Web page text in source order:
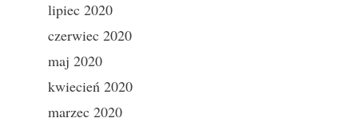
lipiec 2020
czerwiec 2020
maj 2020
kwiecień 2020
marzec 2020